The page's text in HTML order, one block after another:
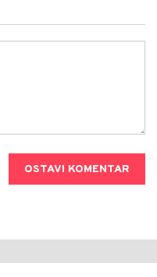
OSTAVI KOMENTAR